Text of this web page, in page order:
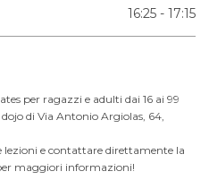
16:25 - 17:15
per ragazzi e adulti dai 16 ai 99
dojo di Via Antonio Argiolas, 64,
lezioni e contattare direttamente la
maggiori informazioni!